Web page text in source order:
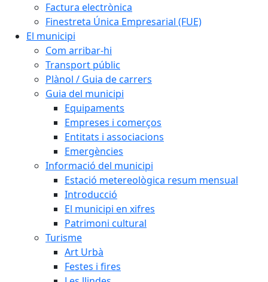
Factura electrònica
Finestreta Única Empresarial (FUE)
El municipi
Com arribar-hi
Transport públic
Plànol / Guia de carrers
Guia del municipi
Equipaments
Empreses i comerços
Entitats i associacions
Emergències
Informació del municipi
Estació metereològica resum mensual
Introducció
El municipi en xifres
Patrimoni cultural
Turisme
Art Urbà
Festes i fires